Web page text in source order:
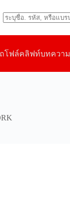
results
โฟล์คลิฟท์บทความ